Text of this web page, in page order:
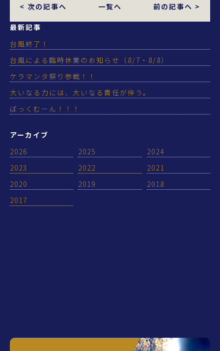
< 次の記事へ 一覧へ 前の記事へ >
最新記事
台風終了！
台風による臨時休業のお知らせ（8/7・8/8）
ケラマンタ祭り参戦！！
大いなる力には、大いなる責任が伴う。
ばっくむーん！！！
アーカイブ
2026
2025
2024
2023
2022
2021
2020
2019
2018
2017